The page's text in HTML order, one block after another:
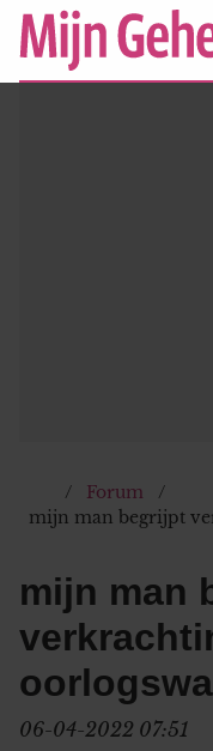
Forum
mijn man begrijpt
mijn man
06-04-2022 07:51